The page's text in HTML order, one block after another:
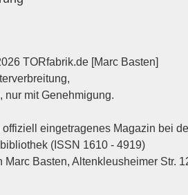
TORfabrik.de [Marc Basten]
nur mit Genehmigung.
eingetragenes Magazin bei
(ISSN 1610 - 4919)
Marc Basten, Altenkleusheimer Str.